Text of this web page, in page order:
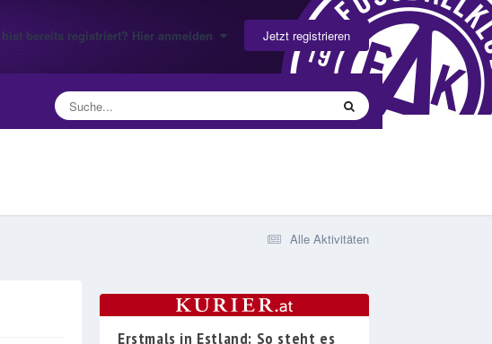
bist bereits registriert? Hier anmelden Jetzt registrieren
Alle Aktivitäten
Erstmals in Estland: So steht es